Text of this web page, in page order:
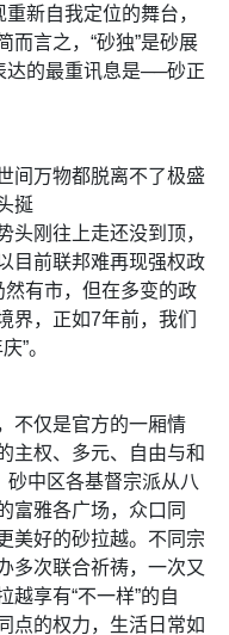
新自我定位的舞台，
而言之，“砂独”是砂展
达的最重讯息是──砂正
间万物都脱离不了极盛
挻
头刚往上走还没到顶，
目前联邦难再现强权政
有市，但在多变的政
界，正如7年前，我们
”。
不仅是官方的一厢情
主权、 多元、自由与和
中区各基督宗派从八
富雅各广场，众口同
美好的砂拉越。不同宗
多次联合祈祷，一次又
越享有“不一样”的自
点的权力，生活日常如